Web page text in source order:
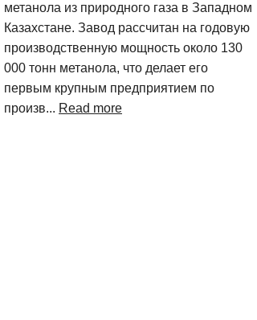
метанола из природного газа в Западном
Казахстане. Завод рассчитан на годовую
производственную мощность около 130
000 тонн метанола, что делает его
первым крупным предприятием по
произв... Read more